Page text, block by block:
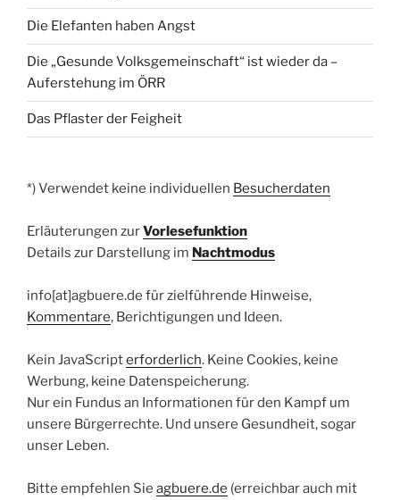
Die Elefanten haben Angst
Die „Gesunde Volksgemeinschaft“ ist wieder da –
Auferstehung im ÖRR
Das Pflaster der Feigheit
*) Verwendet keine individuellen Besucherdaten
Erläuterungen zurVorlesefunktion
Details zur Darstellung im Nachtmodus
info[at]agbuere.de für zielführende Hinweise,
Kommentare, Berichtigungen und Ideen.
Kein JavaScripterforderlich. Keine Cookies, keine
Werbung, keine Datenspeicherung.
Nur ein Fundus an Informationen für den Kampf um
unsere Bürgerrechte. Und unsere Gesundheit, sogar
unser Leben.
Bitte empfehlen Sie agbuere.de (erreichbar auch mit